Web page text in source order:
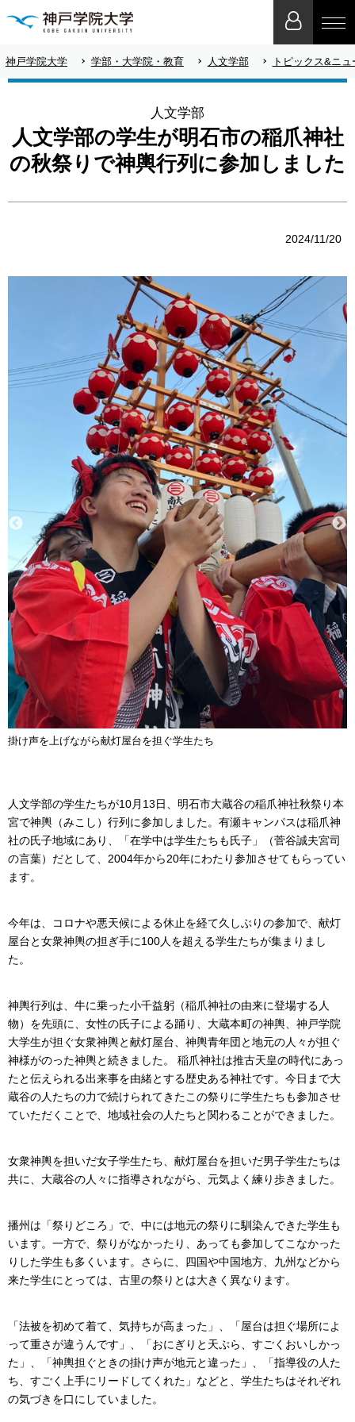
神戸学院大学 学部・大学院・教育 人文学部 トピックス&ニ
人文学部
人文学部の学生が明石市の稲爪神社
の秋祭りで神輿行列に参加しました
2024/11/20
掛け声を上げながら献灯屋台を担ぐ学生たち
人文学部の学生たちが10月13日、明石市大蔵谷の稲爪神社秋祭り本
宮で神輿（みこし）行列に参加しました。有瀬キャンパスは稲爪神
社の氏子地域にあり、「在学中は学生たちも氏子」（菅谷誠夫宮司
の言葉）だとして、2004年から20年にわたり参加させてもらってい
ます。
今年は、コロナや悪天候による休止を経て久しぶりの参加で、献灯
屋台と女衆神輿の担ぎ手に100人を超える学生たちが集まりまし
た。
神輿行列は、牛に乗った小千益躬（稲爪神社の由来に登場する人
物）を先頭に、女性の氏子による踊り、大蔵本町の神輿、神戸学院
大学生が担ぐ女衆神輿と献灯屋台、神輿青年団と地元の人々が担ぐ
神様がのった神輿と続きました。 稲爪神社は推古天皇の時代にあっ
たと伝えられる出来事を由緒とする歴史ある神社です。今日まで大
蔵谷の人たちの力で続けられてきたこの祭りに学生たちも参加させ
ていただくことで、地域社会の人たちと関わることができました。
女衆神輿を担いだ女子学生たち、献灯屋台を担いだ男子学生たちは
共に、大蔵谷の人々に指導されながら、元気よく練り歩きました。
播州は「祭りどころ」で、中には地元の祭りに馴染んできた学生も
います。一方で、祭りがなかったり、あっても参加してこなかった
りした学生も多くいます。さらに、四国や中国地方、九州などから
来た学生にとっては、古里の祭りとは大きく異なります。
「法被を初めて着て、気持ちが高まった」、「屋台は担ぐ場所によ
って重さが違うんです」、「おにぎりと天ぷら、すごくおいしかっ
た」、「神輿担ぐときの掛け声が地元と違った」、「指導役の人た
ち、すごく上手にリードしてくれた」などと、学生たちはそれぞれ
の気づきを口にしていました。